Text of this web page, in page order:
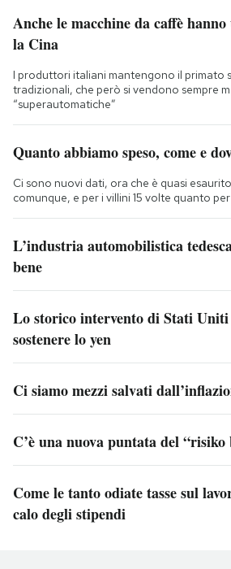
Anche le macchine da caffè
la Cina
I produttori italiani mantengono il primato
tradizionali, che però si vendono sempre
“superautomatiche”
Quanto abbiamo speso, come e
Ci sono nuovi dati, ora che è quasi
comunque, e per i villini 15 volte quanto
L’industria automobilistica
bene
Lo storico intervento di Stati
sostenere lo yen
Ci siamo mezzi salvati
C’è una nuova puntata del
Come le tanto odiate tasse sul
calo degli stipendi